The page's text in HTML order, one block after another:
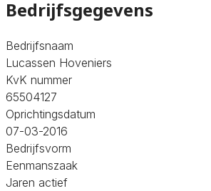
Bedrijfsgegevens
Bedrijfsnaam
Lucassen Hoveniers
KvK nummer
65504127
Oprichtingsdatum
07-03-2016
Bedrijfsvorm
Eenmanszaak
Jaren actief